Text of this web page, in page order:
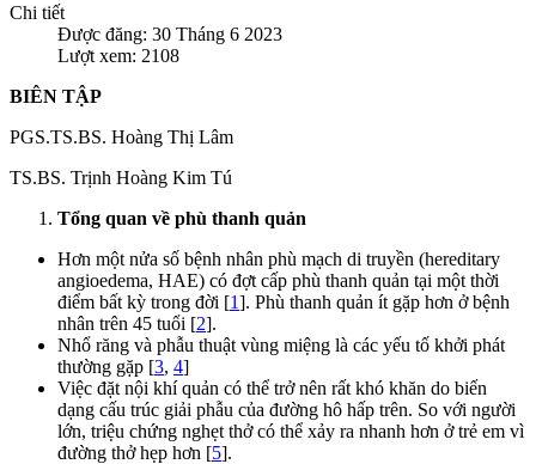
Chi tiết
Được đăng: 30 Tháng 6 2023
Lượt xem: 2108
BIÊN TẬP
PGS.TS.BS. Hoàng Thị Lâm
TS.BS. Trịnh Hoàng Kim Tú
Tổng quan về phù thanh quản
Hơn một nửa số bệnh nhân phù mạch di truyền (hereditary
angioedema, HAE) có đợt cấp phù thanh quản tại một thời
điểm bất kỳ trong đời [1]. Phù thanh quản ít gặp hơn ở bệnh
nhân trên 45 tuổi [2].
Nhổ răng và phẫu thuật vùng miệng là các yếu tố khởi phát
thường gặp [3, 4]
Việc đặt nội khí quản có thể trở nên rất khó khăn do biến
dạng cấu trúc giải phẫu của đường hô hấp trên. So với người
lớn, triệu chứng nghẹt thở có thể xảy ra nhanh hơn ở trẻ em vì
đường thở hẹp hơn [5].